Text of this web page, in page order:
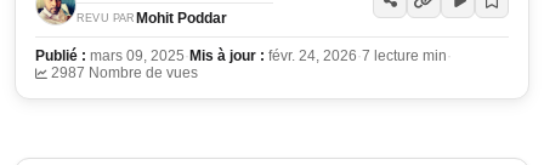
REVU PAR Mohit Poddar
Publié : mars 09, 2025· Mis à jour : févr. 24, 2026·7 lecture min·
2987 Nombre de vues